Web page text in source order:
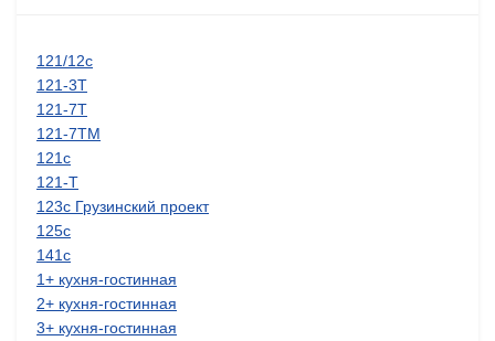
121/12с
121-3Т
121-7Т
121-7ТМ
121с
121-Т
123с Грузинский проект
125с
141с
1+ кухня-гостинная
2+ кухня-гостинная
3+ кухня-гостинная